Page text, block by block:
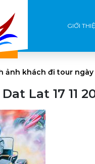
GIỚI
ảnh khách đi tour ngày
Lat 17 11